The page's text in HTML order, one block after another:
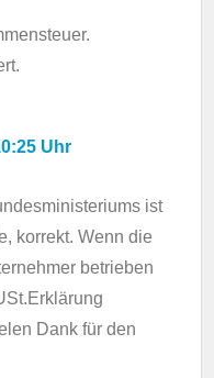
Uhr
ist
korrekt. Wenn die
betrieben
Dank für den